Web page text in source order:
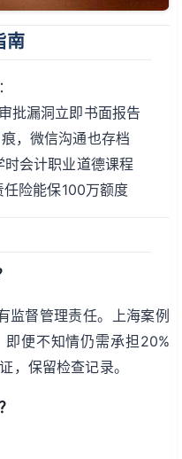
南
批漏洞立即书面报告
，微信沟通也存档
会计职业道德课程
险能保100万额度
监督管理责任。上海案例
便不知情仍需承担20%
，保留检查记录。